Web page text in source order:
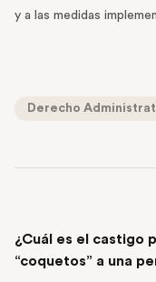
y a las medidas
Derecho
¿Cuál es el castigo
“coquetos” a una